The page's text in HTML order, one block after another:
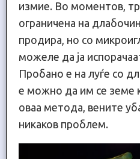
измие. Во моментов,
ограничена на
продира, но со
можеле да ја
Пробано е на луѓе со
е можно да им се земе
оваа метода, вените
никаков проблем.